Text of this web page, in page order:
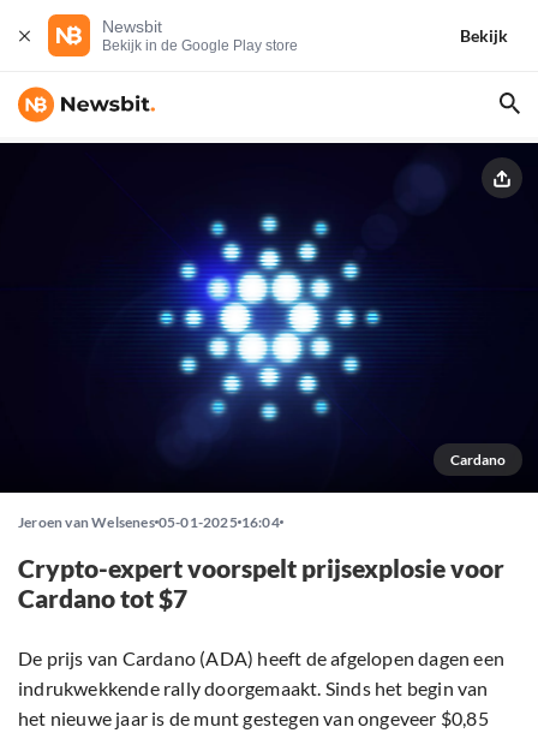
Newsbit
Bekijk in de Google Play store
Bekijk
Cardano
Jeroen van Welsenes 05-01-2025 16:04
Crypto-expert voorspelt prijsexplosie voor
Cardano tot $7
De prijs van Cardano (ADA) heeft de afgelopen dagen een
indrukwekkende rally doorgemaakt. Sinds het begin van
het nieuwe jaar is de munt gestegen van ongeveer $0,85